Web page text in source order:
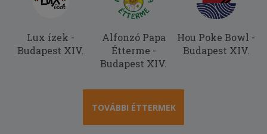
Lux ízek -
Budapest XIV.
Alfonzó Papa
Étterme -
Budapest XIV.
Hou Poke Bowl -
Budapest XIV.
TOVÁBBI ÉTTERMEK